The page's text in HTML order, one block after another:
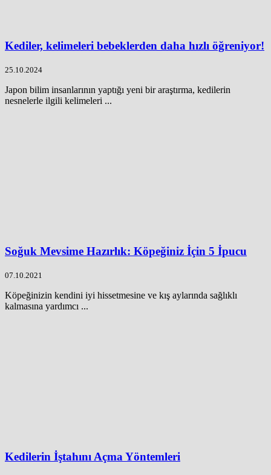
Kediler, kelimeleri bebeklerden daha hızlı öğreniyor!
25.10.2024
Japon bilim insanlarının yaptığı yeni bir araştırma, kedilerin
nesnelerle ilgili kelimeleri ...
Soğuk Mevsime Hazırlık: Köpeğiniz İçin 5 İpucu
07.10.2021
Köpeğinizin kendini iyi hissetmesine ve kış aylarında sağlıklı
kalmasına yardımcı ...
Kedilerin İştahını Açma Yöntemleri